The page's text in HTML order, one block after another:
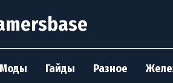
Моды Гайды Разное